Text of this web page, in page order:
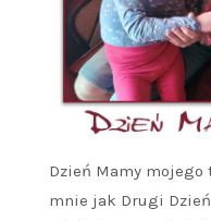
Dzień Mamy
mnie jak Drugi